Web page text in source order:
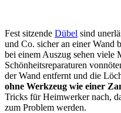
Fest sitzende Dübel sind
und Co. sicher an einer Wand
bei einem Auszug sehen viele
Schönheitsreparaturen
der Wand entfernt und die
ohne Werkzeug wie einer
Tricks für Heimwerker nach,
zum Problem werden.